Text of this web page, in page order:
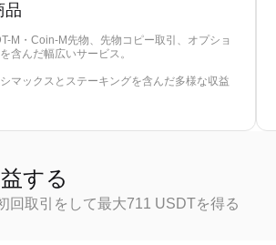
品
M・Coin-M先物、先物コピー取引、オプショ
含んだ幅広いサービス。
マックスとステーキングを含んだ多様な収益
する
回取引をして最大711 USDTを得る